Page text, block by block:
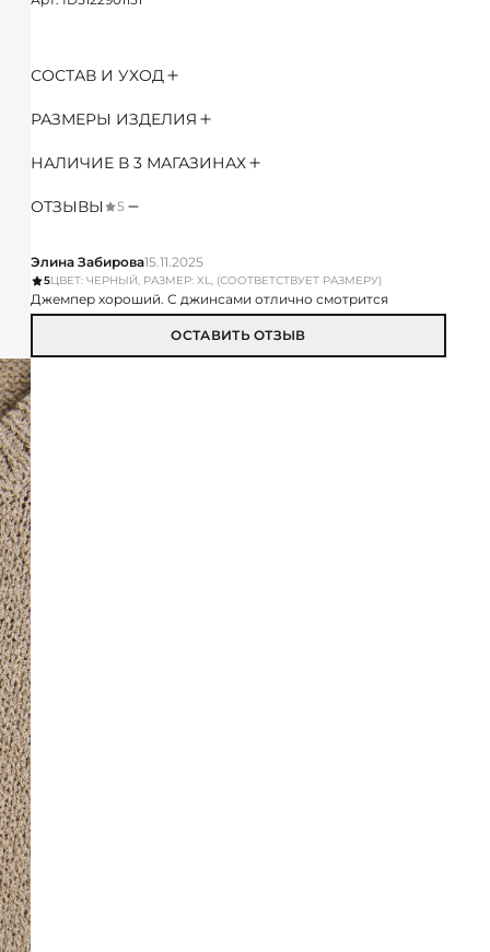
СОСТАВ И УХОД
РАЗМЕРЫ ИЗДЕЛИЯ
НАЛИЧИЕ В 3 МАГАЗИНАХ
ОТЗЫВЫ 5
Элина Забирова15.11.2025
5ЦВЕТ: ЧЕРНЫЙ, РАЗМЕР: XL, (СООТВЕТСТВУЕТ РАЗМЕРУ)
Джемпер хороший. С джинсами отлично смотрится
ОСТАВИТЬ ОТЗЫВ